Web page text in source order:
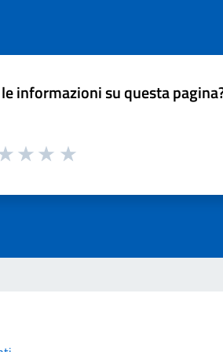
informazioni su questa